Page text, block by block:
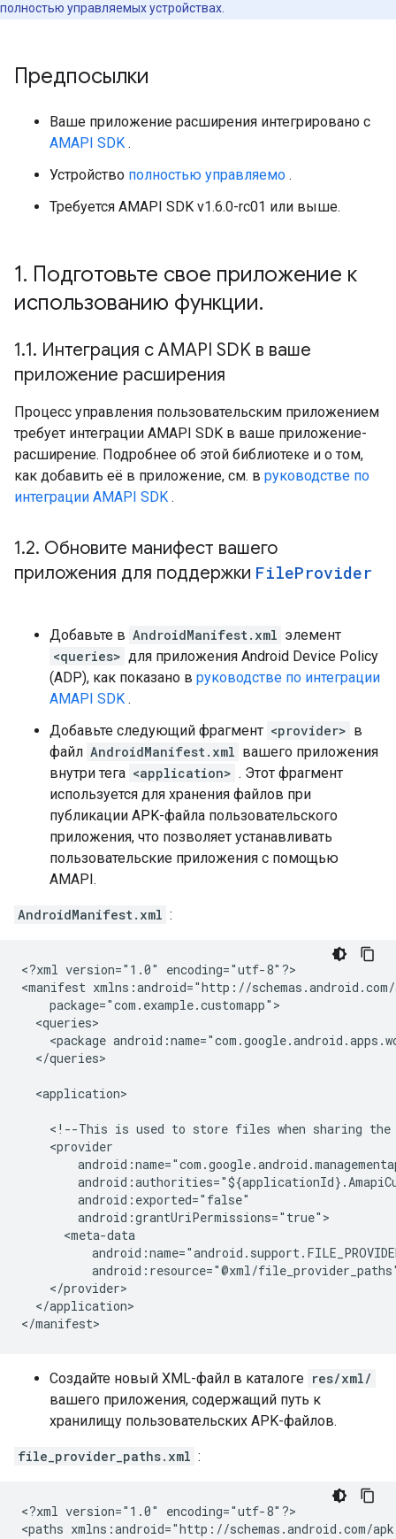
полностью управляемых устройствах.
Предпосылки
Ваше приложение расширения интегрировано с
AMAPI SDK .
Устройство полностью управляемо .
Требуется AMAPI SDK v1.6.0-rc01 или выше.
1. Подготовьте свое приложение к
использованию функции.
1.1. Интеграция с AMAPI SDK в ваше
приложение расширения
Процесс управления пользовательским приложением
требует интеграции AMAPI SDK в ваше приложение-
расширение. Подробнее об этой библиотеке и о том,
как добавить её в приложение, см. в руководстве по
интеграции AMAPI SDK .
1.2. Обновите манифест вашего
приложения для поддержки FileProvider
Добавьте в AndroidManifest.xml элемент
<queries> для приложения Android Device Policy
(ADP), как показано в руководстве по интеграции
AMAPI SDK .
Добавьте следующий фрагмент <provider> в
файл AndroidManifest.xml вашего приложения
внутри тега <application> . Этот фрагмент
используется для хранения файлов при
публикации APK-файла пользовательского
приложения, что позволяет устанавливать
пользовательские приложения с помощью
AMAPI.
AndroidManifest.xml :
<?xml version="1.0"
encoding="utf-8"?>
<manifest
<package
</queries>
<application>
<!--This is used to store files when sharing the
android:resource="@xml/
</application>
Создайте новый XML-файл в каталоге res/xml/
вашего приложения, содержащий путь к
хранилищу пользовательских APK-файлов.
file_provider_paths.xml :
<?xml version="1.0"
encoding="utf-8"?>
<paths